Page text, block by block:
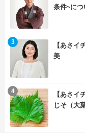
条件~に
【あさ
美
3
【あさ
じそ（大
4